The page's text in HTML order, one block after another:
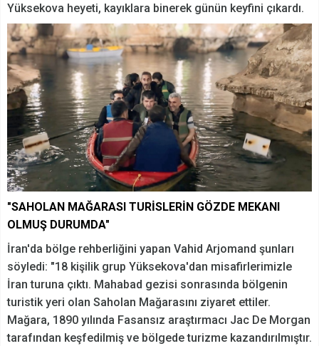
Yüksekova heyeti, kayıklara binerek günün keyfini çıkardı.
"SAHOLAN MAĞARASI TURİSLERİN GÖZDE MEKANI
OLMUŞ DURUMDA"
İran'da bölge rehberliğini yapan Vahid Arjomand şunları
söyledi: "18 kişilik grup Yüksekova'dan misafirlerimizle
İran turuna çıktı. Mahabad gezisi sonrasında bölgenin
turistik yeri olan Saholan Mağarasını ziyaret ettiler.
Mağara, 1890 yılında Fasansız araştırmacı Jac De Morgan
tarafından keşfedilmiş ve bölgede turizme kazandırılmıştır.